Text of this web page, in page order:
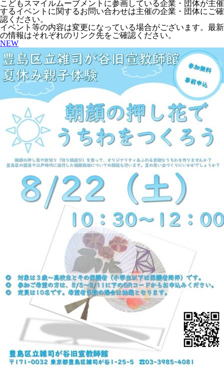
こどもスマイルムーブメントに参画している企業・団体が主催
するイベントに関するお問い合わせは主催の企業・団体にご確
認ください。
イベント等の内容は変更になっている場合がございます。最新
の情報はそれぞれのリンク先をご確認ください。
NEW